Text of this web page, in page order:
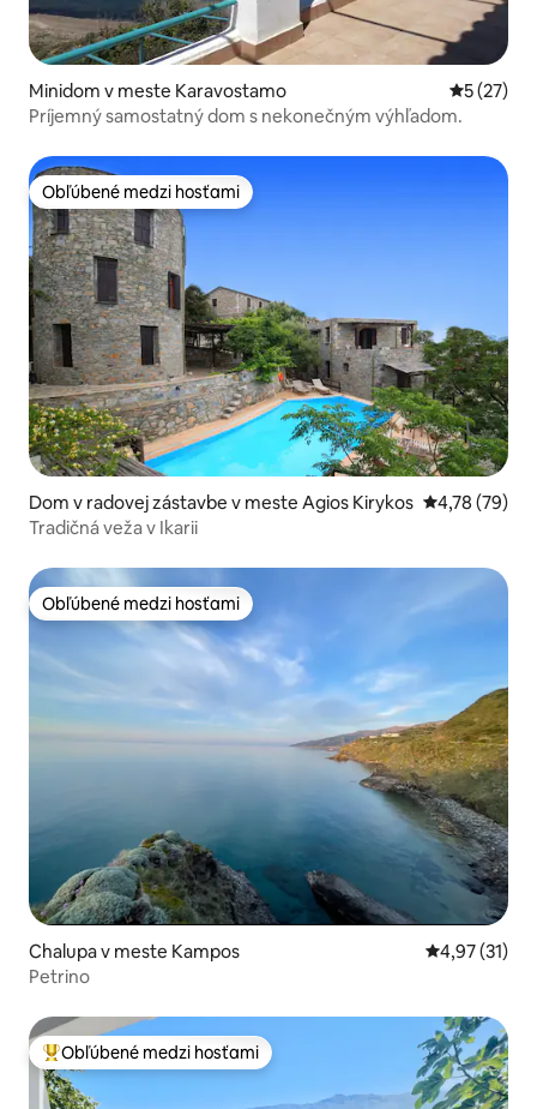
Minidom v meste Karavostamo
5 (27)
Príjemný samostatný dom s nekonečným výhľadom.
Obľúbené medzi hosťami
Obľúbené medzi hosťami
Dom v radovej zástavbe v meste Agios Kirykos Priemerné
4,78 (79)
Tradičná veža v Ikarii
Obľúbené medzi hosťami
Obľúbené medzi hosťami
Chalupa v meste Kampos Priemerné
4,97 (31)
Petrino
Najobľúbenejšie medzi hosťami
Obľúbené medzi hosťami